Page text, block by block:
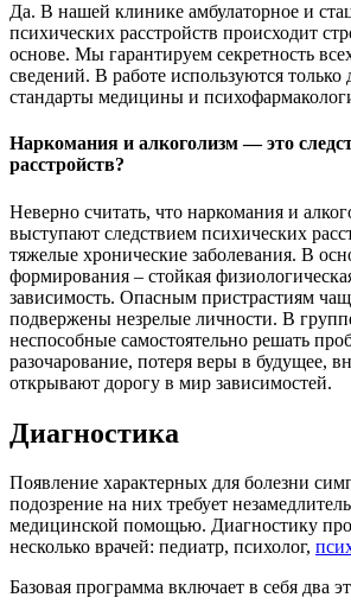
Да. В нашей клинике амбулаторное и
психических расстройств происходит
основе. Мы гарантируем секретность
сведений. В работе используются только
стандарты медицины и
Наркомания и алкоголизм — это
расстройств?
Неверно считать, что наркомания и
выступают следствием психических
тяжелые хронические заболевания. В
формирования – стойкая
зависимость. Опасным пристрастиям
подвержены незрелые личности. В
неспособные самостоятельно решать
разочарование, потеря веры в будущее,
открывают дорогу в мир зависимостей.
Диагностика
Появление характерных для болезни
подозрение на них требует
медицинской помощью. Диагностику
несколько врачей: педиатр, психолог,
Базовая программа включает в себя два